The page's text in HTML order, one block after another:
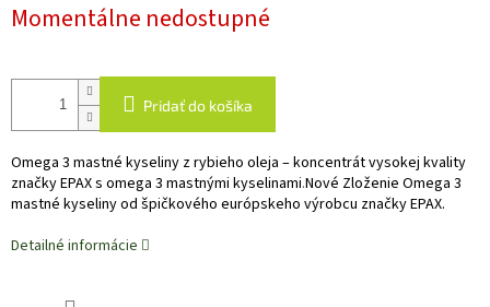
cena:
Momentálne nedostupné
Pridať do košíka
Omega 3 mastné kyseliny z rybieho oleja – koncentrát vysokej kvality
značky EPAX s omega 3 mastnými kyselinami.Nové Zloženie Omega 3
mastné kyseliny od špičkového európskeho výrobcu značky EPAX.
Detailné informácie